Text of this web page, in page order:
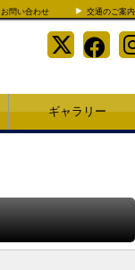
お問い合わせ 交通のご案内
ギャラリー